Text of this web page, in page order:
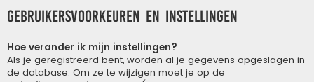
Gebruikersvoorkeuren en instellingen
Hoe verander ik mijn instellingen?
Als je geregistreerd bent, worden al je gegevens opgeslagen in
de database. Om ze te wijzigen moet je op de